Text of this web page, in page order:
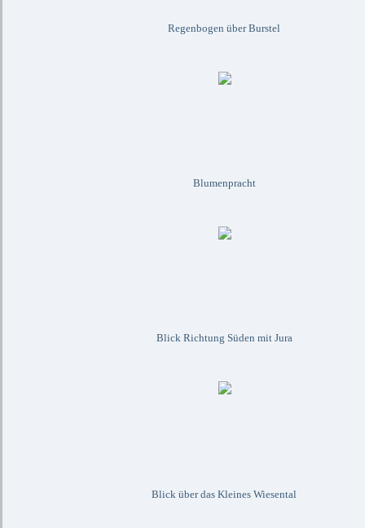
Regenbogen über Burstel
Blumenpracht
Blick Richtung Süden mit Jura
Blick über das Kleines Wiesental